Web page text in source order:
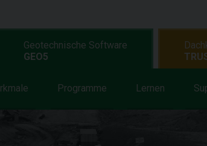
Geotechnische Software
GEO5
Programme Lernen